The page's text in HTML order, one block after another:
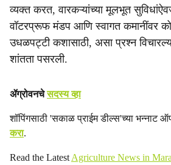
व्यक्त करत, वारकऱ्यांच्या मूलभूत
वॉटरप्रूफ मंडप आणि स्वागत कमानींवर
उधळपट्टी कशासाठी, असा प्रश्न
शांतता पसरली.
ॲग्रोवनचेसदस्य व्हा
शॉपिंगसाठी 'सकाळ प्राईम डील्स'च्या भन्नाट
करा.
Read the Latest Agriculture News in